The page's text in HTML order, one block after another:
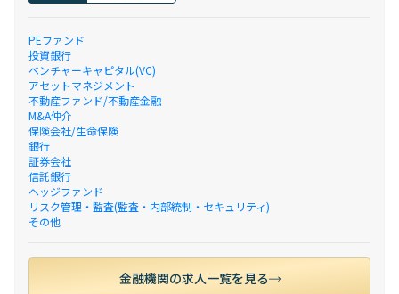
PEファンド
投資銀行
ベンチャーキャピタル(VC)
アセットマネジメント
不動産ファンド/不動産金融
M&A仲介
保険会社/生命保険
銀行
証券会社
信託銀行
ヘッジファンド
リスク管理・監査(監査・内部統制・セキュリティ)
その他
金融機関の求人一覧を見る